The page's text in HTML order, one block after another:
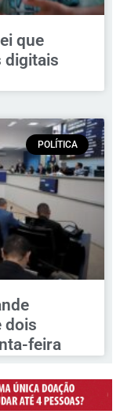
que
digitais
POLÍTICA
dois
feira